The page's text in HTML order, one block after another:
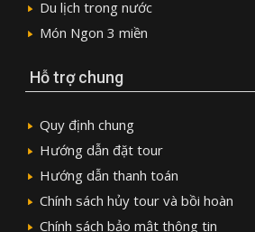
Du lịch trong nước
Món Ngon 3 miền
Hỗ trợ chung
Quy định chung
Hướng dẫn đặt tour
Hướng dẫn thanh toán
Chính sách hủy tour và bồi hoàn
Chính sách bảo mật thông tin